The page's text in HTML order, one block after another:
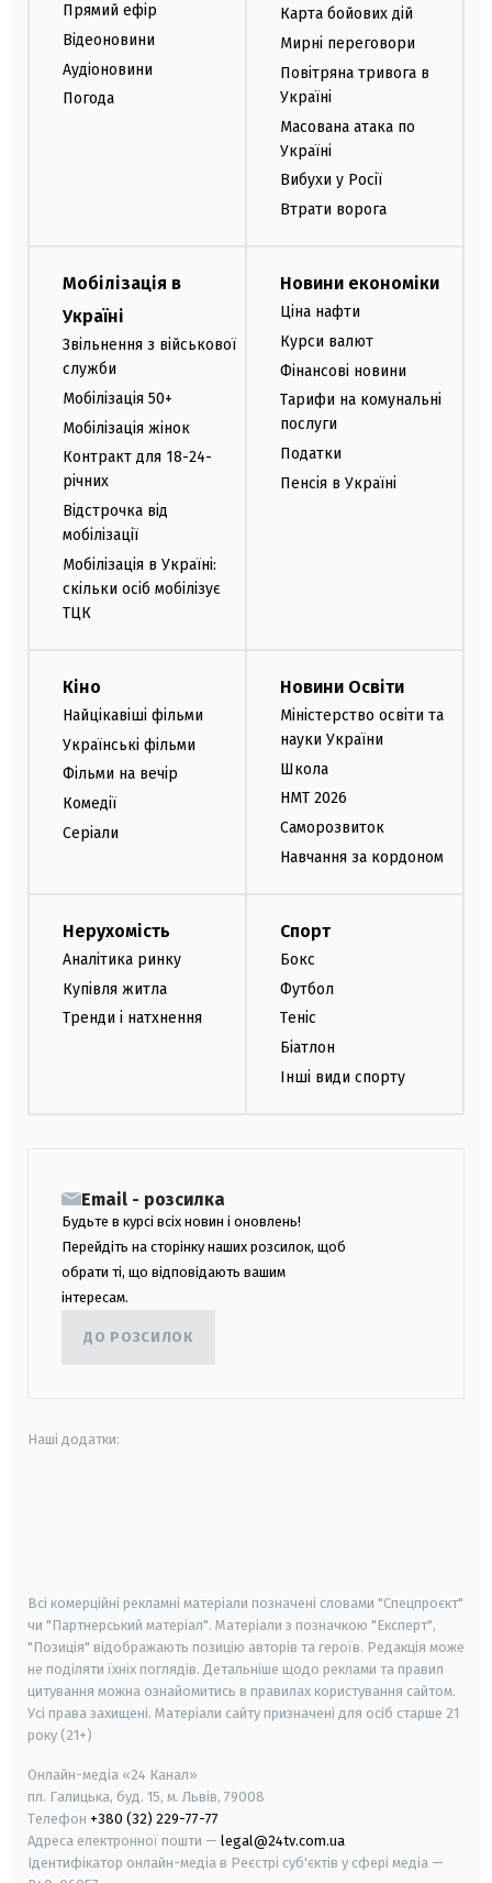
Прямий ефір
Відеоновини
Аудіоновини
Погода
Карта бойових дій
Мирні переговори
Повітряна тривога в
Україні
Масована атака по
Україні
Вибухи у Росії
Втрати ворога
Мобілізація в
Україні
Звільнення з військової
служби
Мобілізація 50+
Мобілізація жінок
Контракт для 18-24-
річних
Відстрочка від
мобілізації
Мобілізація в Україні:
скільки осіб мобілізує
ТЦК
Новини економіки
Ціна нафти
Курси валют
Фінансові новини
Тарифи на комунальні
послуги
Податки
Пенсія в Україні
Кіно
Найцікавіші фільми
Українські фільми
Фільми на вечір
Комедії
Серіали
Новини Освіти
Міністерство освіти та
науки України
Школа
НМТ 2026
Саморозвиток
Навчання за кордоном
Нерухомість
Аналітика ринку
Купівля житла
Тренди і натхнення
Спорт
Бокс
Футбол
Теніс
Біатлон
Інші види спорту
Email - розсилка
Будьте в курсі всіх новин і оновлень!
Перейдіть на сторінку наших розсилок, щоб
обрати ті, що відповідають вашим
інтересам.
ДО РОЗСИЛОК
Наші додатки:
Всі комерційні рекламні матеріали позначені словами "Спецпроєкт"
чи "Партнерський матеріал". Матеріали з позначкою "Експерт",
"Позиція" відображають позицію авторів та героїв. Редакція може
не поділяти їхніх поглядів. Детальніше щодо реклами та правил
цитування можна ознайомитись в правилах користування сайтом.
Усі права захищені. Матеріали сайту призначені для осіб старше 21
року (21+)
Онлайн-медіа «24 Канал»
пл. Галицька, буд. 15, м. Львів, 79008
Телефон +380 (32) 229-77-77
Адреса електронної пошти — legal@24tv.com.ua
Ідентифікатор онлайн-медіа в Реєстрі суб'єктів у сфері медіа —